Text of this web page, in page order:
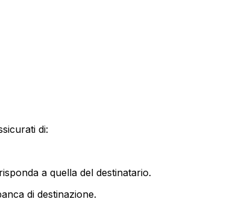
di:
a quella del destinatario.
di destinazione.